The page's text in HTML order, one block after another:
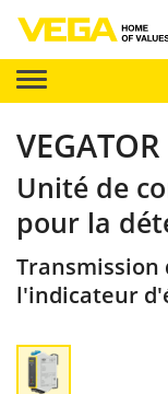
Unité de
pour la
Transmission
l'indicateur